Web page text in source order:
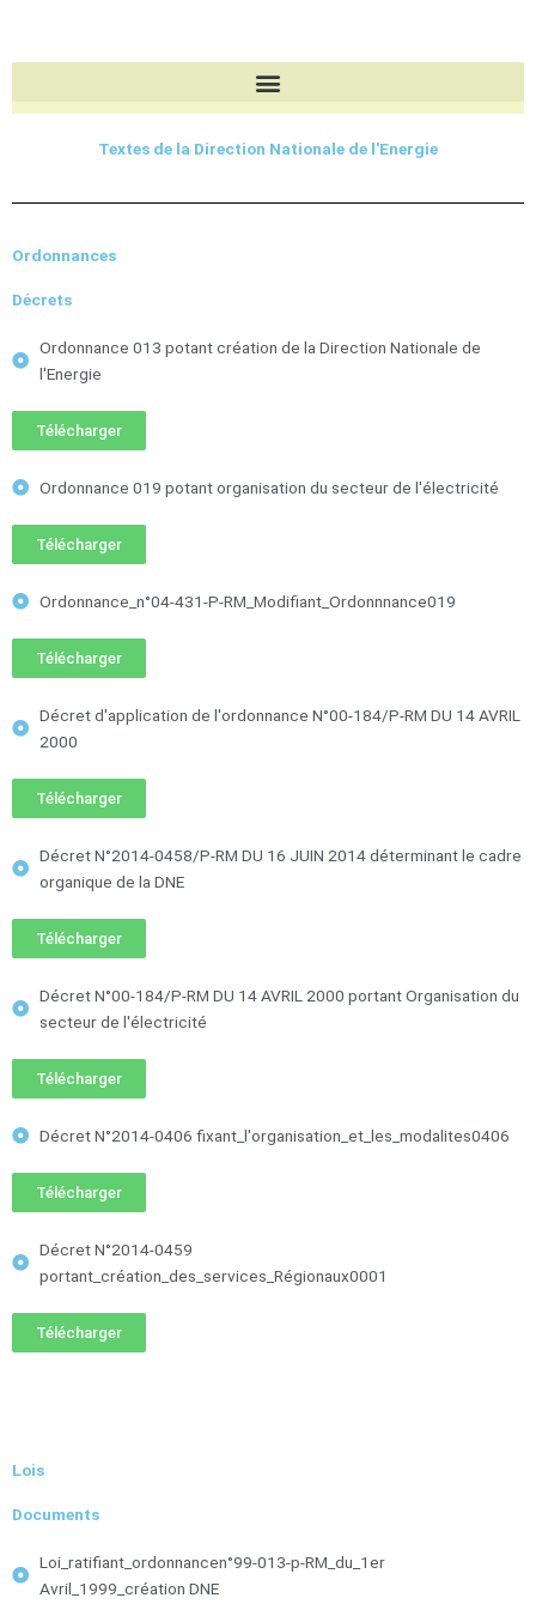
contenu
Textes de la Direction Nationale de l'Energie
Ordonnances
Décrets
Ordonnance 013 potant création de la Direction Nationale de
l'Energie
Télécharger
Ordonnance 019 potant organisation du secteur de l'électricité
Télécharger
Ordonnance_n°04-431-P-RM_Modifiant_Ordonnnance019
Télécharger
Décret d'application de l'ordonnance N°00-184/P-RM DU 14 AVRIL
2000
Télécharger
Décret N°2014-0458/P-RM DU 16 JUIN 2014 déterminant le cadre
organique de la DNE
Télécharger
Décret N°00-184/P-RM DU 14 AVRIL 2000 portant Organisation du
secteur de l'électricité
Télécharger
Décret N°2014-0406 fixant_l'organisation_et_les_modalites0406
Télécharger
Décret N°2014-0459
portant_création_des_services_Régionaux0001
Télécharger
Lois
Documents
Loi_ratifiant_ordonnancen°99-013-p-RM_du_1er
Avril_1999_création DNE